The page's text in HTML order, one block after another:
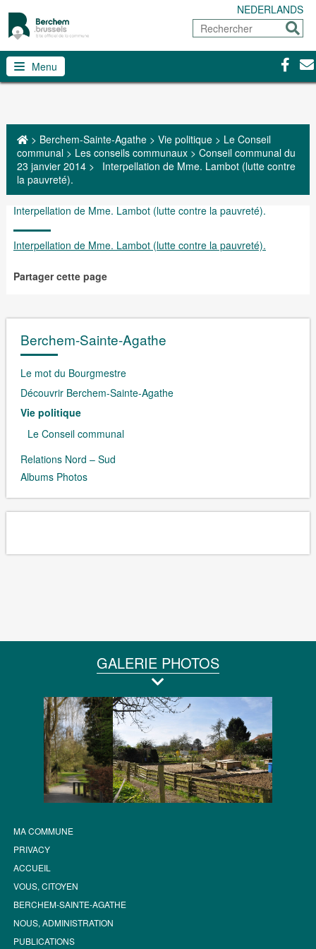
NEDERLANDS
Rechercher
Menu
> Berchem-Sainte-Agathe> Vie politique> Le Conseil
communal> Les conseils communaux> Conseil communal du
23 janvier 2014>
Interpellation de Mme. Lambot (lutte contre
la pauvreté).
Interpellation de Mme. Lambot (lutte contre la pauvreté).
Interpellation de Mme. Lambot (lutte contre la pauvreté).
Partager cette page
Berchem-Sainte-Agathe
Le mot du Bourgmestre
Découvrir Berchem-Sainte-Agathe
Vie politique
Le Conseil communal
Relations Nord – Sud
Albums Photos
GALERIE PHOTOS
MA COMMUNE
PRIVACY
ACCUEIL
VOUS, CITOYEN
BERCHEM-SAINTE-AGATHE
NOUS, ADMINISTRATION
PUBLICATIONS